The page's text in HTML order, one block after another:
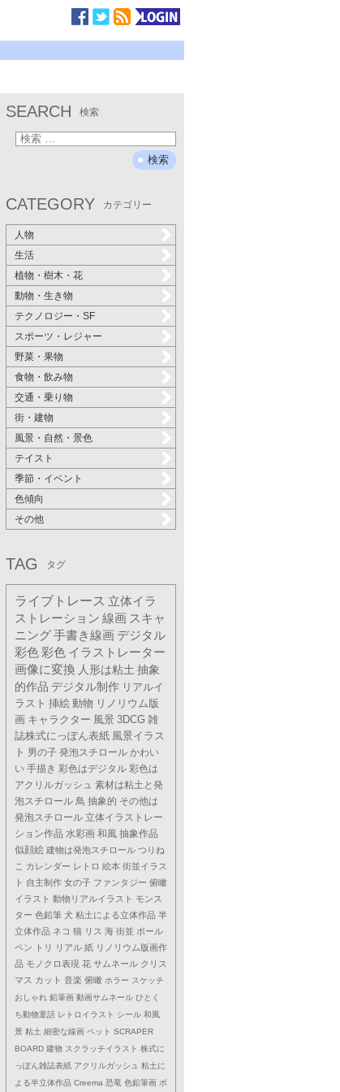
SEARCH 検索
CATEGORY カテゴリー
人物
生活
植物・樹木・花
動物・生き物
テクノロジー・SF
スポーツ・レジャー
野菜・果物
食物・飲み物
交通・乗り物
街・建物
風景・自然・景色
テイスト
季節・イベント
色傾向
その他
TAG タグ
ライブトレース 立体イラ
ストレーション 線画 スキャ
ニング手書き線画 デジタル
彩色彩色 イラストレーター
画像に変換 人形は粘土 抽象
的作品 デジタル制作 リアルイ
ラスト 挿絵 動物 リノリウム版
画 キャラクター 風景 3DCG 雑
誌株式にっぽん表紙 風景イラス
ト 男の子 発泡スチロール かわい
い 手描き 彩色はデジタル 彩色は
アクリルガッシュ 素材は粘土と発
泡スチロール 鳥 抽象的 その他は
発泡スチロール 立体イラストレー
ション作品 水彩画 和風 抽象作品
似顔絵 建物は発泡スチロール つりね
こ カレンダー レトロ 絵本 街並イラス
ト 自主制作 女の子 ファンタジー 俯瞰
イラスト 動物リアルイラスト モンス
ター 色鉛筆 犬 粘土による立体作品 半
立体作品 ネコ 猫 リス 海 街並 ボール
ペン
トリ リアル 紙 リノリウム版画作
品 モノクロ表現 花 サムネール クリス
マス カット 音楽 俯瞰 ホラー スケッチ
おしゃれ 鉛筆画 動画サムネール ひとく
ち動物童話 レトロイラスト シール 和風
景 粘土 細密な線画 ペット SCRAPER
BOARD 建物 スクラッチイラスト 株式に
っぽん雑誌表紙 アクリルガッシュ 粘土に
よる半立体作品 Creema 恐竜 色鉛筆画 ポ